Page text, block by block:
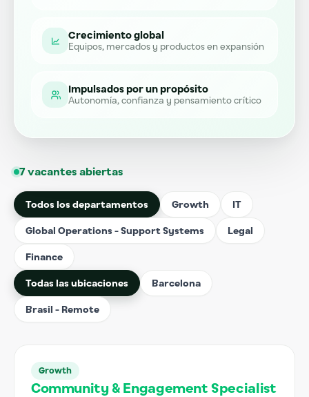
Crecimiento global
Equipos, mercados y productos en expansión
Impulsados por un propósito
Autonomía, confianza y pensamiento crítico
7 vacantes abiertas
Todos los departamentos Growth IT
Global Operations - Support Systems Legal
Finance
Todas las ubicaciones Barcelona
Brasil - Remote
Growth
Community & Engagement Specialist